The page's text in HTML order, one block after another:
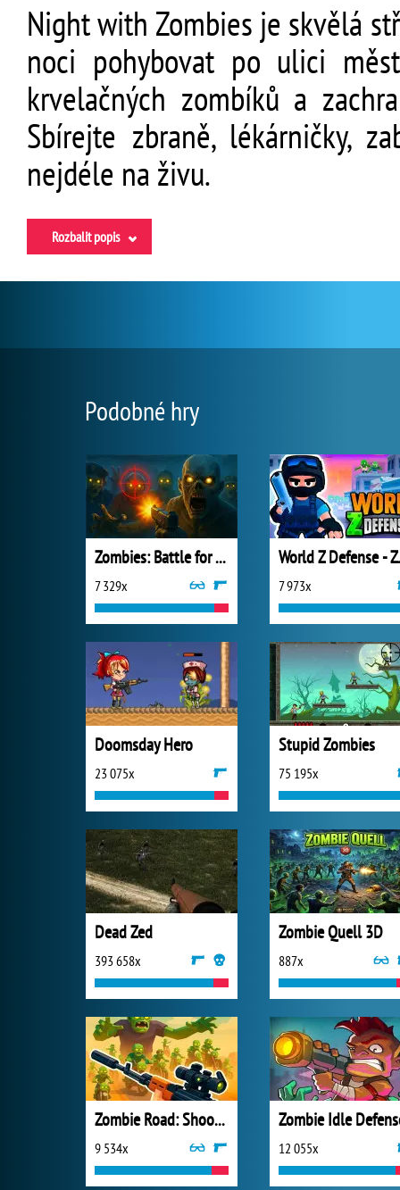
Night with Zombies je skvělá
noci pohybovat po ulici
krvelačných zombíků a
Sbírejte zbraně, lékárničky,
nejdéle na živu.
Rozbalit popis
Podobné hry
Zombies: Battle for Survival
7 329x 7 973x
Doomsday Hero
23 075x
Stupid Zombies
75 195x
Dead Zed
393 658x
Zombie Quell 3D
887x
Zombie Road: Shooter with Destruction
9 534x
Zombie Idle
12 055x